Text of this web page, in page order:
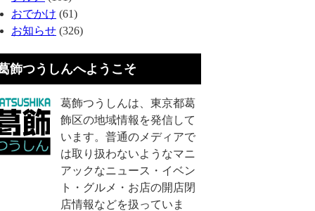
おでかけ (61)
お知らせ (326)
飾つうしんへようこそ
葛飾つうしんは、東京都葛
飾区の地域情報を発信して
います。普通のメディアで
は取り扱わないようなマニ
アックなニュース・イベン
ト・グルメ・お店の開店閉
店情報などを扱っていま